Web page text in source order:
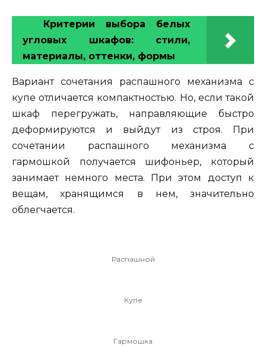
Критерии выбора белых
угловых шкафов: стили,
материалы, оттенки, формы
Вариант сочетания распашного механизма с
купе отличается компактностью. Но, если такой
шкаф перегружать, направляющие быстро
деформируются и выйдут из строя. При
сочетании распашного механизма с
гармошкой получается шифоньер, который
занимает немного места. При этом доступ к
вещам, хранящимся в нем, значительно
облегчается.
Распашной
Купе
Гармошка